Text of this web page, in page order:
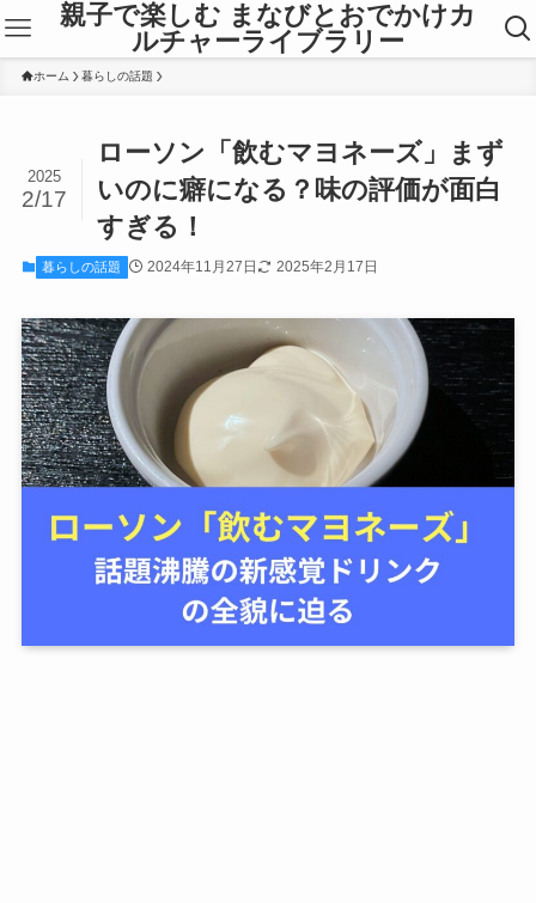
親子で楽しむ まなびとおでかけカ
ルチャーライブラリー
ホーム 暮らしの話題
ローソン「飲むマヨネーズ」まず
いのに癖になる？味の評価が面白
すぎる！
2025
2/17
暮らしの話題 2024年11月27日 2025年2月17日